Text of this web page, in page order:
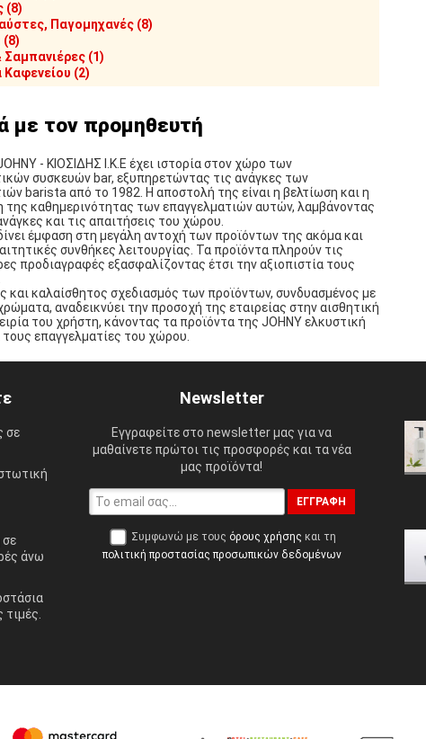
(8)
Παγομηχανές (8)
(8)
Σαμπανιέρες (1)
Καφενείου (2)
με τον προμηθευτή
- ΚΙΟΣΙΔΗΣ Ι.Κ.Ε έχει ιστορία στον χώρο των
συσκευών bar, εξυπηρετώντας τις ανάγκες των
barista από το 1982. Η αποστολή της είναι η βελτίωση και η
της καθημερινότητας των επαγγελματιών αυτών, λαμβάνοντας
και τις απαιτήσεις του χώρου.
έμφαση στη μεγάλη αντοχή των προϊόντων της ακόμα και
συνθήκες λειτουργίας. Τα προϊόντα πληρούν τις
προδιαγραφές εξασφαλίζοντας έτσι την αξιοπιστία τους
και καλαίσθητος σχεδιασμός των προϊόντων, συνδυασμένος με
αναδεικνύει την προσοχή της εταιρείας στην αισθητική
του χρήστη, κάνοντας τα προϊόντα της JOHNY ελκυστική
τους επαγγελματίες του χώρου.
σε
άνω
Newsletter
Εγγραφείτε στο newsletter μας για να
μαθαίνετε πρώτοι τις προσφορές και τα νέα
μας προϊόντα!
ΕΓΓΡΑΦΉ
Συμφωνώ με τους όρους χρήσης και τη
πολιτική προστασίας προσωπικών δεδομένων